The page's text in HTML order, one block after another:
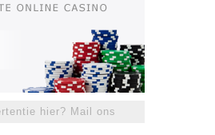
hier? Mail ons